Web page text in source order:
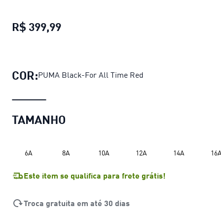
R$ 399,99
COR:PUMA Black-For All Time Red
TAMANHO
6A 8A 10A 12A 14A
Este item se qualifica para frete grátis!
Troca gratuita em até 30 dias